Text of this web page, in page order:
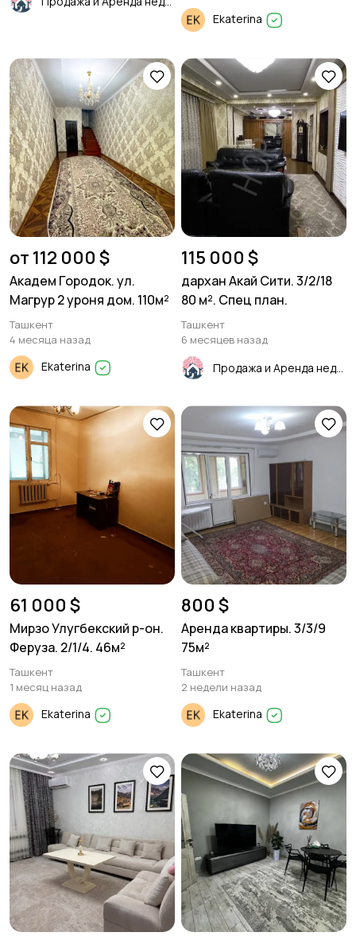
Ekaterina
от 112 000 $
Академ Городок. ул.
Магрур 2 уроня дом. 110м²
Ташкент
4 месяца назад
Ekaterina
115 000 $
дархан Акай Сити. 3/2/18
80 м². Спец план.
Ташкент
6 месяцев назад
61 000 $
Мирзо Улугбекский р-он.
Феруза. 2/1/4. 46м²
Ташкент
1 месяц назад
Ekaterina
800 $
Аренда квартиры. 3/3/9
75м²
Ташкент
2 недели назад
Ekaterina